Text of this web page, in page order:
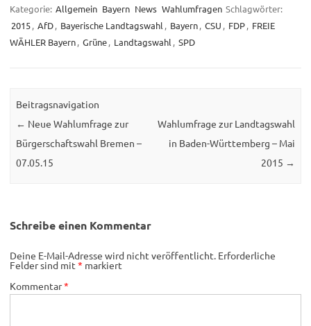
Kategorie: Allgemein Bayern News Wahlumfragen Schlagwörter:
2015, AfD, Bayerische Landtagswahl , Bayern, CSU , FDP, FREIE
WÄHLER Bayern, Grüne, Landtagswahl , SPD
Beitragsnavigation
← Neue Wahlumfrage zur
Bürgerschaftswahl Bremen –
07.05.15
Wahlumfrage zur Landtagswahl
in Baden-Württemberg – Mai
2015 →
Schreibe einen Kommentar
Deine E-Mail-Adresse wird nicht veröffentlicht. Erforderliche
Felder sind mit * markiert
Kommentar*